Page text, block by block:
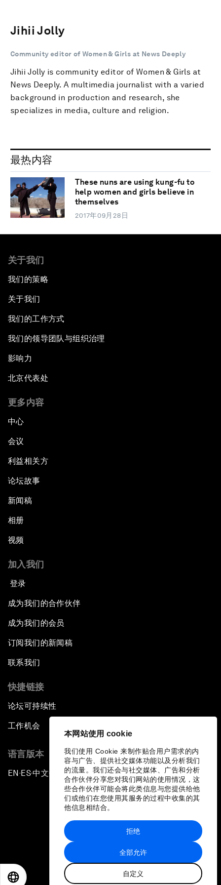
本网站使用 cookie
我们使用 Cookie 来制作贴合用户需求的内
容与广告、提供社交媒体功能以及分析我们
的流量。我们还会与社交媒体、广告和分析
合作伙伴分享您对我们网站的使用情况，这
些合作伙伴可能会将此类信息与您提供给他
们或他们在您使用其服务的过程中收集的其
他信息相结合。
全部允许
自定义
拒绝
Jihii Jolly
Community editor of Women & Girls at News Deeply
Jihii Jolly is community editor of Women & Girls at
News Deeply. A multimedia journalist with a varied
background in production and research, she
specializes in media, culture and religion.
最热内容
These nuns are using kung-fu to
help women and girls believe in
themselves
2017年09月28日
关于我们
我们的策略
关于我们
我们的工作方式
我们的领导团队与组织治理
影响力
北京代表处
更多内容
中心
会议
利益相关方
论坛故事
新闻稿
相册
视频
加入我们
登录
成为我们的合作伙伴
成为我们的会员
订阅我们的新闻稿
联系我们
快捷链接
论坛可持续性
工作机会
语言版本
EN ▪ ES▪中文▪ 日本語
站点地图
世界经济论坛